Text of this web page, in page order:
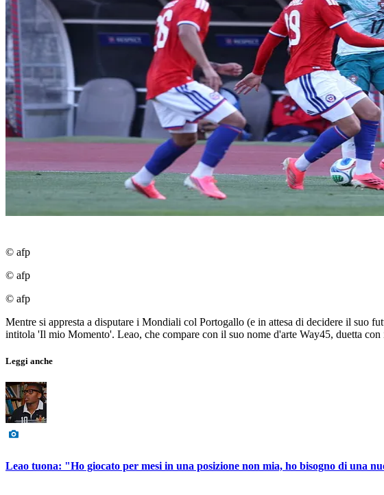
© afp
© afp
© afp
Mentre si appresta a disputare i Mondiali col Portogallo (e in attesa di decidere il suo
intitola 'Il mio Momento'. Leao, che compare con il suo nome d'arte Way45, duetta con
Leggi anche
Leao tuona: "Ho giocato per mesi in una posizione non mia, ho bisogno di una